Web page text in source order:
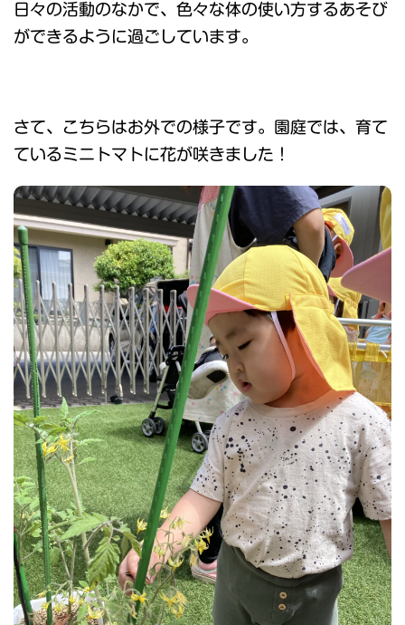
日々の活動のなかで、色々な体の使い方するあそび
ができるように過ごしています。
さて、こちらはお外での様子です。園庭では、育て
ているミニトマトに花が咲きました！